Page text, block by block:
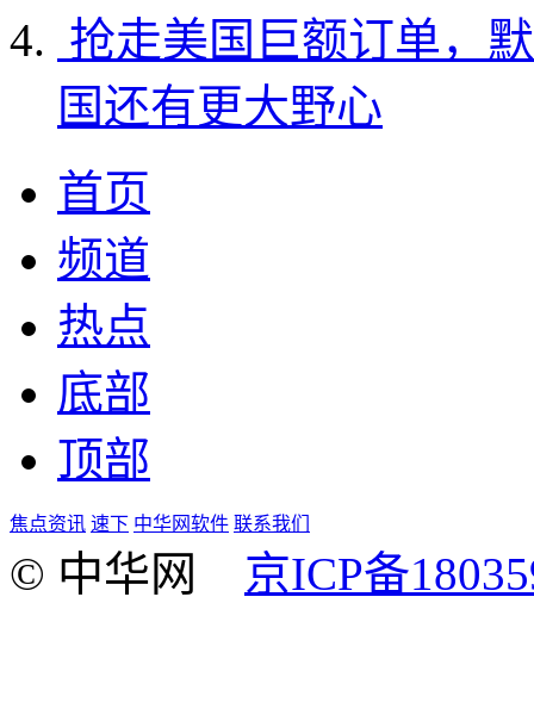
抢走美国巨额订单，
国还有更大野心
首页
频道
热点
底部
顶部
焦点资讯 速下 中华网软件 联系我们
© 中华网 京ICP备